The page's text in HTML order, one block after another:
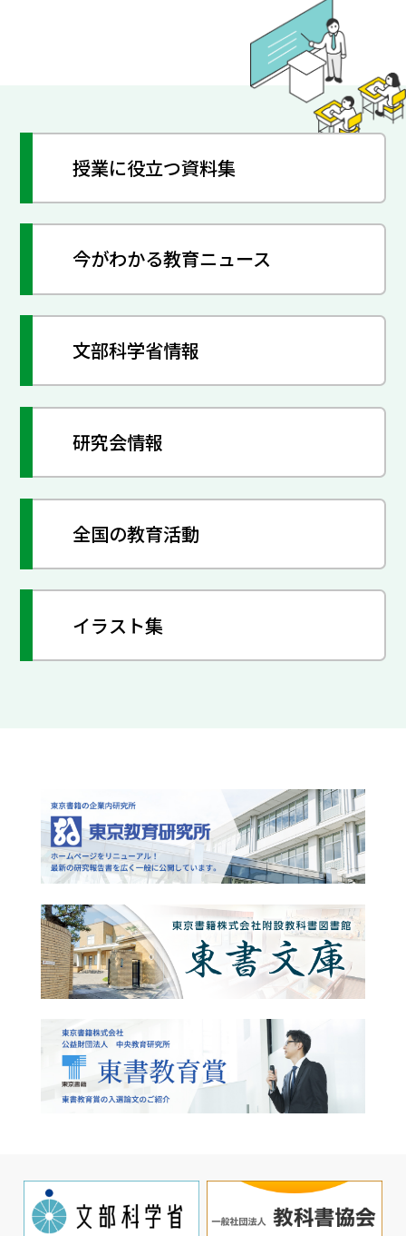
授業に役立つ資料集
今がわかる教育ニュース
文部科学省情報
研究会情報
全国の教育活動
イラスト集